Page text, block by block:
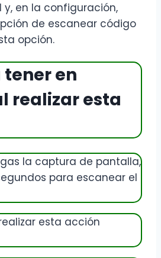
y, en la configuración,
de escanear código
opción.
tener en
realizar esta
la captura de pantalla,
para escanear el
esta acción